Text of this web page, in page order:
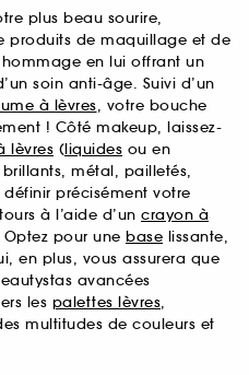
plus beau sourire,
produits de maquillage et de
hommage en lui offrant un
soin anti-âge. Suivi d’un
à lèvres, votre bouche
! Côté makeup, laissez-
lèvres (liquides ou en
métal, pailletés,
définir précisément votre
à l’aide d’un crayon à
pour une base lissante,
en plus, vous assurera que
avancées
les palettes lèvres,
multitudes de couleurs et